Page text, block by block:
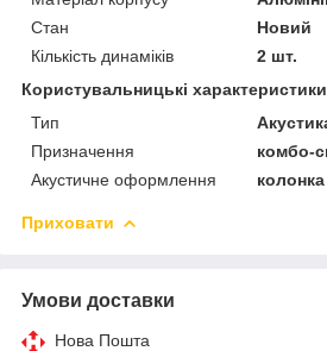
Стан
Новий
Кількість динаміків
2 шт.
Користувальницькі характеристики
Тип
Призначення
комбо-
Акустичне оформлення
колонка
Приховати
Умови доставки
Нова Пошта